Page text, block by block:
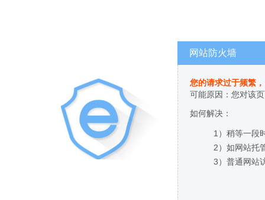
网站防火墙
您的请求过于频繁
可能原因：您对该
如何解决：
1）稍等一段
2）如网站托
3）普通网站